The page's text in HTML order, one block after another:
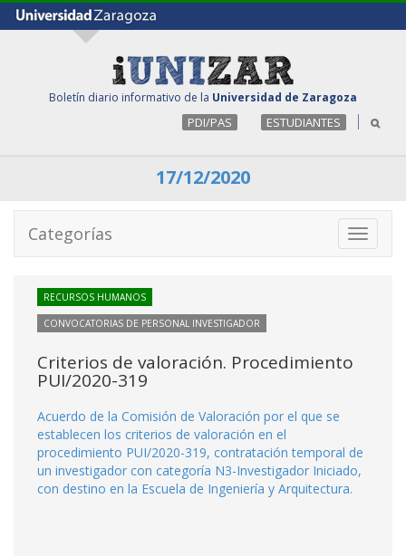
Boletín diario informativo de la Universidad de Zaragoza
PDI/PAS ESTUDIANTES
17/12/2020
Toggle
Categorías
RECURSOS HUMANOS
CONVOCATORIAS DE PERSONAL INVESTIGADOR
Criterios de valoración. Procedimiento
PUI/2020-319
Acuerdo de la Comisión de Valoración por el que se
establecen los criterios de valoración en el
procedimiento PUI/2020-319, contratación temporal de
un investigador con categoría N3-Investigador Iniciado,
con destino en la Escuela de Ingeniería y Arquitectura.